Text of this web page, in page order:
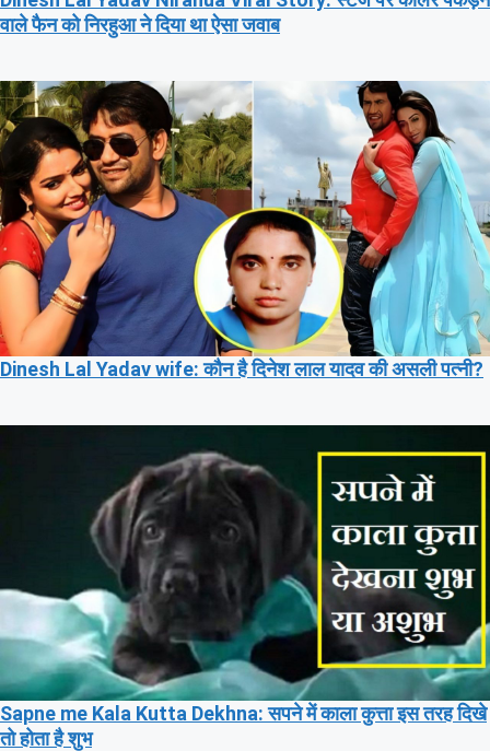
वाले फैन को निरहुआ ने दिया था ऐसा जवाब
Dinesh Lal Yadav wife: कौन है दिनेश लाल यादव की असली पत्नी?
Sapne me Kala Kutta Dekhna: सपने में काला कुत्ता इस तरह दिखे
तो होता है शुभ